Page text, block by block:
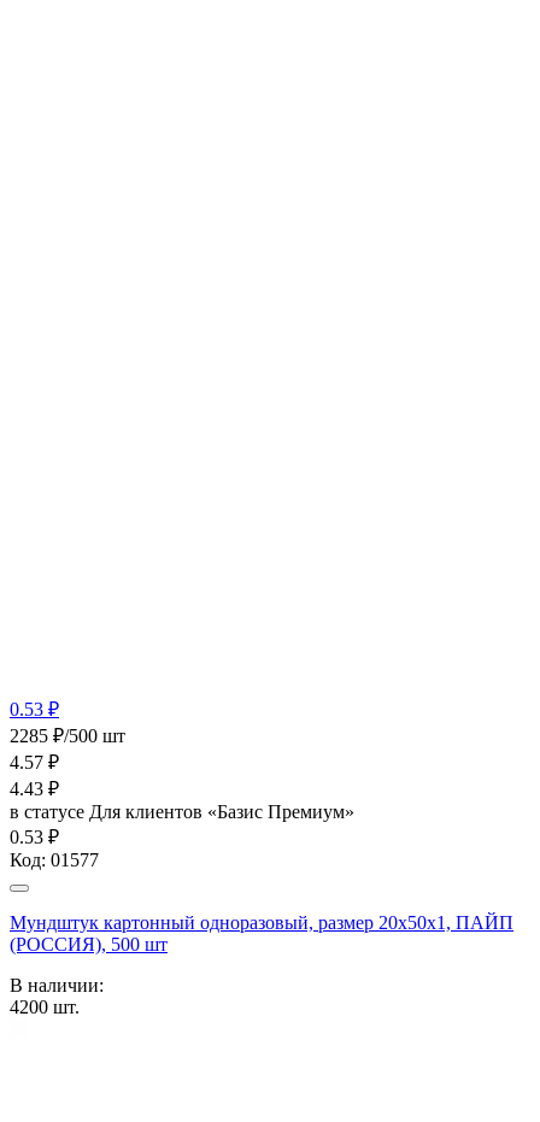
0.53 ₽
2285 ₽/500 шт
4.57 ₽
4.43 ₽
в статусе Для клиентов «Базис Премиум»
0.53 ₽
Код: 01577
Мундштук картонный одноразовый, размер 20х50х1, ПАЙП
(РОССИЯ), 500 шт
В наличии:
4200 шт.